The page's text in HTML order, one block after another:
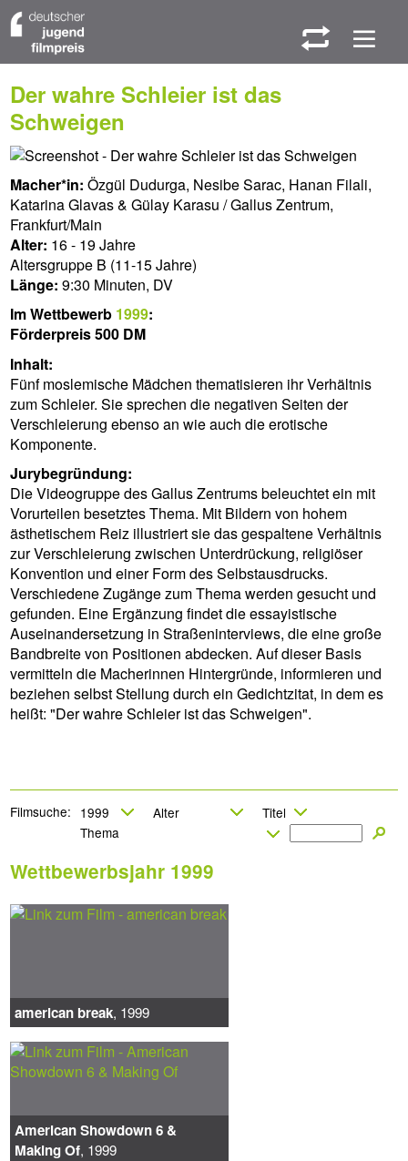
W M
Der wahre Schleier ist das
Schweigen
Macher*in: Özgül Dudurga, Nesibe Sarac, Hanan Filali,
Katarina Glavas & Gülay Karasu / Gallus Zentrum,
Frankfurt/Main
Alter: 16 - 19 Jahre
Altersgruppe B (11-15 Jahre)
Länge: 9:30 Minuten, DV
Im Wettbewerb 1999:
Förderpreis 500 DM
Inhalt:
Fünf moslemische Mädchen thematisieren ihr Verhältnis
zum Schleier. Sie sprechen die negativen Seiten der
Verschleierung ebenso an wie auch die erotische
Komponente.
Jurybegründung:
Die Videogruppe des Gallus Zentrums beleuchtet ein mit
Vorurteilen besetztes Thema. Mit Bildern von hohem
ästhetischem Reiz illustriert sie das gespaltene Verhältnis
zur Verschleierung zwischen Unterdrückung, religiöser
Konvention und einer Form des Selbstausdrucks.
Verschiedene Zugänge zum Thema werden gesucht und
gefunden. Eine Ergänzung findet die essayistische
Auseinandersetzung in Straßeninterviews, die eine große
Bandbreite von Positionen abdecken. Auf dieser Basis
vermitteln die Macherinnen Hintergründe, informieren und
beziehen selbst Stellung durch ein Gedichtzitat, in dem es
heißt: "Der wahre Schleier ist das Schweigen".
Filmsuche:
Wettbewerbsjahr 1999
american break, 1999
American Showdown 6 &
Making Of, 1999